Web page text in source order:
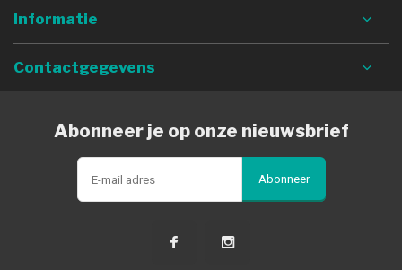
Informatie
Contactgegevens
Abonneer je op onze nieuwsbrief
Abonneer